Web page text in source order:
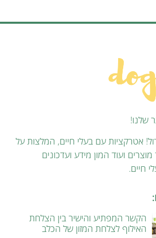
שלנו!
אטרקציות עם בעלי חיים, המלצות על
ועוד המון מידע ועדכונים
חיים.
הקשר המפתיע והישיר בין הצלחת
האילוף לצלחת המזון של הכלב